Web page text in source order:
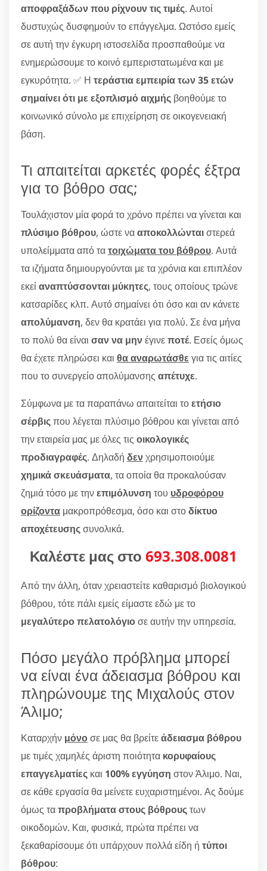
αποφραξάδων που ρίχνουν τις τιμές. Αυτοί
δυστυχώς δυσφημούν το επάγγελμα. Ωστόσο εμείς
σε αυτή την έγκυρη ιστοσελίδα προσπαθούμε να
ενημερώσουμε το κοινό εμπεριστατωμένα και με
εγκυρότητα. ✅ Η τεράστια εμπειρία των 35 ετών
σημαίνει ότι με εξοπλισμό αιχμής βοηθούμε το
κοινωνικό σύνολο με επιχείρηση σε οικογενειακή
βάση.
Τι απαιτείται αρκετές φορές έξτρα
για το βόθρο σας;
Τουλάχιστον μία φορά το χρόνο πρέπει να γίνεται και
πλύσιμο βόθρου, ώστε νααποκολλώνταιστερεά
υπολείμματα από τατοιχώματα του βόθρου. Αυτά
τα ιζήματα δημιουργούνται με τα χρόνια και επιπλέον
εκείαναπτύσσονται μύκητες, τους οποίους τρώνε
κατσαρίδες κλπ. Αυτό σημαίνει ότι όσο και αν κάνετε
απολύμανση, δεν θα κρατάει για πολύ. Σε ένα μήνα
το πολύ θα είναι σαν να μηνέγινεποτέ. Εσείς όμως
θα έχετε πληρώσει και θα αναρωτάσθε για τις αιτίες
που το συνεργείο απολύμανσης απέτυχε.
Σύμφωνα με τα παραπάνω απαιτείται τοετήσιο
σέρβιςπου λέγεται πλύσιμο βόθρου και γίνεται από
την εταιρεία μας με όλες τις οικολογικές
προδιαγραφές. Δηλαδή δενχρησιμοποιούμε
χημικά σκευάσματα, τα οποία θα προκαλούσαν
ζημιά τόσο με τηνεπιμόλυνση του υδροφόρου
ορίζοντα μακροπρόθεσμα, όσο και στοδίκτυο
αποχέτευσηςσυνολικά.
Καλέστε μας στο 693.308.0081
Από την άλλη, όταν χρειαστείτε καθαρισμό βιολογικού
βόθρου, τότε πάλι εμείς είμαστε εδώ με το
μεγαλύτερο πελατολόγιοσε αυτήν την υπηρεσία.
Πόσο μεγάλο πρόβλημα μπορεί
να είναι ένα άδειασμα βόθρου και
πληρώνουμε της Μιχαλούς στον
Άλιμο;
Καταρχήν μόνοσε μας θα βρείτεάδειασμα βόθρου
με τιμές χαμηλές άριστη ποιότητα κορυφαίους
επαγγελματίες και 100% εγγύηση στον Άλιμο. Ναι,
σε κάθε εργασία θα μείνετε ευχαριστημένοι. Ας δούμε
όμως ταπροβλήματα στους βόθρουςτων
οικοδομών. Και, φυσικά, πρώτα πρέπει να
ξεκαθαρίσουμε ότι υπάρχουν πολλά είδη ή τύποι
βόθρου: